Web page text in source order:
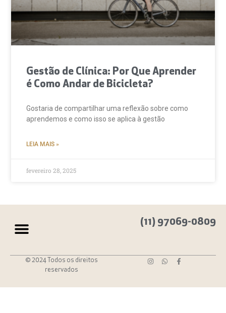
Gestão de Clínica: Por Que Aprender
é Como Andar de Bicicleta?
Gostaria de compartilhar uma reflexão sobre como
aprendemos e como isso se aplica à gestão
LEIA MAIS »
fevereiro 28, 2025
(11) 97069-0809
© 2024 Todos os direitos
reservados